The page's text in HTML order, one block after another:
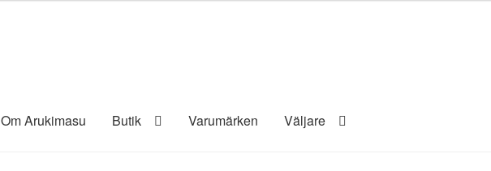
Om Arukimasu Butik Varumärken Väljare